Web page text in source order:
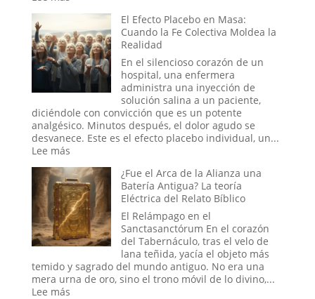
abrir
portales?
Otro
Mundo:
El
Secreto
no
Confesado
del
Dominio
Militar
Estadounidense
El Efecto Placebo en Masa:
Cuando la Fe Colectiva Moldea la
Realidad
En el silencioso corazón de un
hospital, una enfermera
administra una inyección de
solución salina a un paciente,
diciéndole con convicción que es un potente
analgésico. Minutos después, el dolor agudo se
desvanece. Este es el efecto placebo individual, un...
Lee más:
Efecto
Placebo
en
Masa:
Cuando
la
Fe
Colectiva
Moldea
la
¿Fue el Arca de la Alianza una
Batería Antigua? La teoría
Eléctrica del Relato Bíblico
El Relámpago en el
Sanctasanctórum En el corazón
del Tabernáculo, tras el velo de
lana teñida, yacía el objeto más
temido y sagrado del mundo antiguo. No era una
mera urna de oro, sino el trono móvil de lo divino,...
Lee más: